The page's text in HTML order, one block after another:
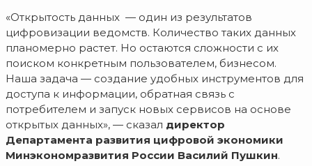
«Открытость данных — один из результатов
цифровизации ведомств. Количество таких данных
планомерно растет. Но остаются сложности с их
поиском конкретным пользователем, бизнесом.
Наша задача — создание удобных инструментов для
доступа к информации, обратная связь с
потребителем и запуск новых сервисов на основе
открытых данных», — сказал директор
Департамента развития цифровой экономики
Минэкономразвития России Василий Пушкин.